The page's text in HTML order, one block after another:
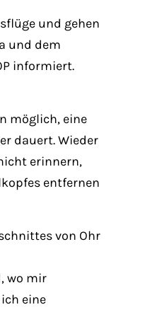
und gehen
und dem
informiert.
möglich, eine
dauert. Wieder
erinnern,
entfernen
von Ohr
wo mir
eine